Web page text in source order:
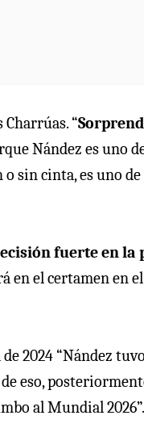
“
Nández es uno
sin cinta, es uno
fuerte en la
en el certamen en
2024 “Nández
eso,
al Mundial 2026”.